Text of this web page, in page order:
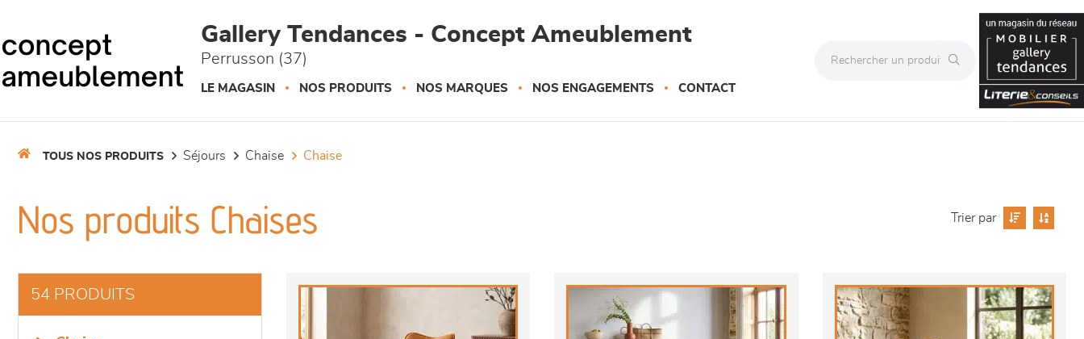
Gallery Tendances - Concept Ameublement
Perrusson (37)
LE MAGASIN NOS PRODUITS NOS MARQUES NOS ENGAGEMENTS CONTACT
TOUS NOS PRODUITS séjours chaise chaise
Nos produits Chaises Trier par
54 PRODUITS